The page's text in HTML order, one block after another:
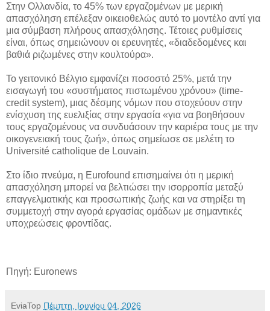
Στην Ολλανδία, το 45% των εργαζομένων με μερική
απασχόληση επέλεξαν οικειοθελώς αυτό το μοντέλο αντί για
μια σύμβαση πλήρους απασχόλησης. Τέτοιες ρυθμίσεις
είναι, όπως σημειώνουν οι ερευνητές, «διαδεδομένες και
βαθιά ριζωμένες στην κουλτούρα».
Το γειτονικό Βέλγιο εμφανίζει ποσοστό 25%, μετά την
εισαγωγή του «συστήματος πιστωμένου χρόνου» (time-
credit system), μιας δέσμης νόμων που στοχεύουν στην
ενίσχυση της ευελιξίας στην εργασία «για να βοηθήσουν
τους εργαζομένους να συνδυάσουν την καριέρα τους με την
οικογενειακή τους ζωή», όπως σημείωσε σε μελέτη το
Université catholique de Louvain.
Στο ίδιο πνεύμα, η Eurofound επισημαίνει ότι η μερική
απασχόληση μπορεί να βελτιώσει την ισορροπία μεταξύ
επαγγελματικής και προσωπικής ζωής και να στηρίξει τη
συμμετοχή στην αγορά εργασίας ομάδων με σημαντικές
υποχρεώσεις φροντίδας.
Πηγή: Euronews
EviaTop Πέμπτη, Ιουνίου 04, 2026